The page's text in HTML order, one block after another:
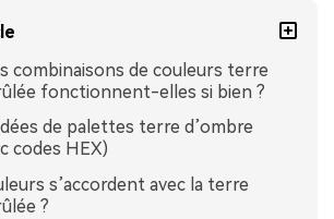
combinaisons de couleurs terre
fonctionnent-elles si bien ?
de palettes terre d’ombre
codes HEX)
s’accordent avec la terre
?